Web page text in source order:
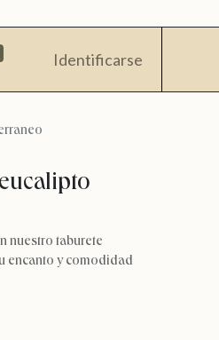
Identificarse
nuestro taburete
encanto y comodidad